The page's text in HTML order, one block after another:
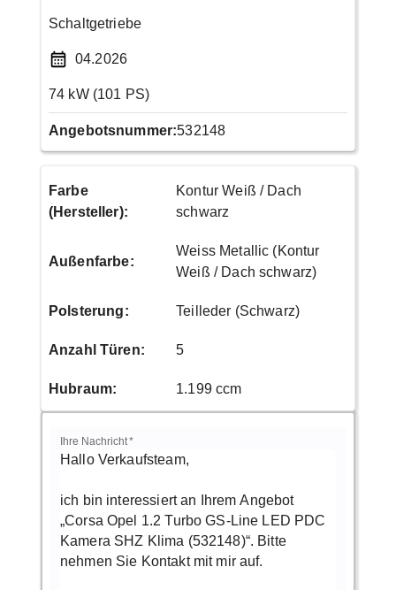
Schaltgetriebe
04.2026
74 kW (101 PS)
Angebotsnummer:532148
Farbe
(Hersteller):
Kontur Weiß / Dach
schwarz
Außenfarbe:
Weiss Metallic (Kontur
Weiß / Dach schwarz)
Polsterung: Teilleder (Schwarz)
Anzahl Türen: 5
Hubraum: 1.199 ccm
Ihre Nachricht*